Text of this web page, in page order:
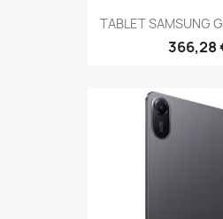
TABLET SAMSUNG
366,28